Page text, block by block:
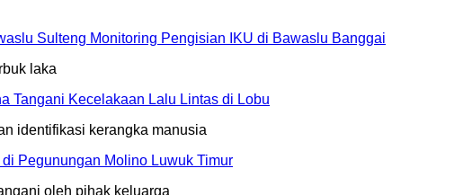
Sulteng Monitoring Pengisian IKU di Bawaslu Banggai
Tangani Kecelakaan Lalu Lintas di Lobu
Pegunungan Molino Luwuk Timur